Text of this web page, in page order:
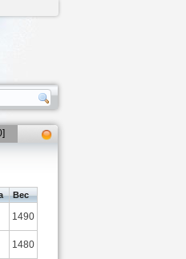
]
Вес
1490
1480